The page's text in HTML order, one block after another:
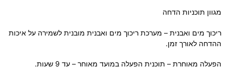
מגוון תוכניות הדחה
ריכוך מים ואבנית – מערכת ריכוך מים ואבנית מובנית לשמירה על איכות
ההדחה לאורך זמן.
הפעלה מאוחרת – תוכנית הפעלה במועד מאוחר – עד 9 שעות.